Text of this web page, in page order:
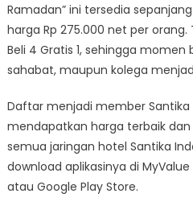
Ramadan” ini tersedia
harga Rp 275.000 net per
Beli 4 Gratis 1, sehingga
sahabat, maupun kolega
Daftar menjadi member Santika
mendapatkan harga terbaik
semua jaringan hotel Santika
download aplikasinya di
atau Google Play Store.